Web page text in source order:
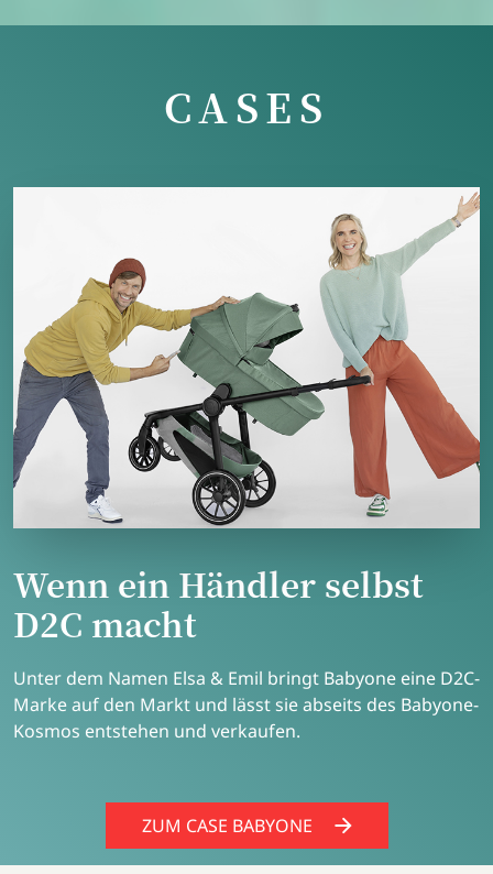
CASES
ZUM CASE BLACKROLL
ZUM CASE GREENFORCE
Wenn ein Händler selbst
D2C macht
Unter dem Namen Elsa & Emil bringt Babyone eine D2C-
Marke auf den Markt und lässt sie abseits des Babyone-
Kosmos entstehen und verkaufen.
ZUM CASE BABYONE
ZUM CASE BLACKROLL
ZUM CASE GREENFORCE